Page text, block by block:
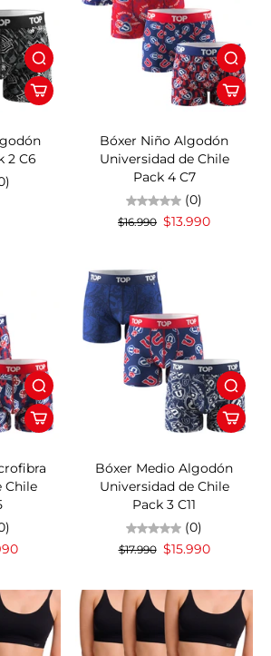
2 C6
Bóxer Niño Algodón
Universidad de Chile
Pack 4 C7
(0)
$16.990 $13.990
Chile
Bóxer Medio Algodón
Universidad de Chile
Pack 3 C11
(0)
$17.990 $15.990